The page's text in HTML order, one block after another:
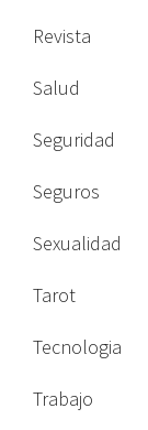
Revista
Salud
Seguridad
Seguros
Sexualidad
Tarot
Tecnologia
Trabajo